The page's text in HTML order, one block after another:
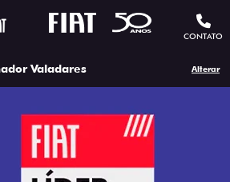
CONTATO
Valadares Alterar